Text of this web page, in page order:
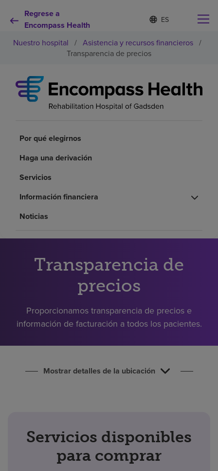
Regrese a
Encompass Health
Lista
de
contraída
d
o
m
e
c
Por qué debe elegirnos
Pacientes y cuidadores
Acerca de nosotros
Inversores
Nuestro hospital / Asistencia y recursos financieros /
Transparencia de precios
Por qué elegirnos
Haga una derivación
Servicios
Información financiera
Noticias
Transparencia de
precios
Proporcionamos transparencia de precios e
información de facturación a todos los pacientes.
Mostrar detalles de la ubicación
Servicios disponibles
para comprar